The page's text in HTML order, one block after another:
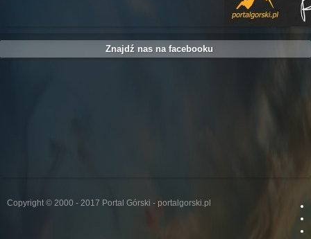
Znajdź nas na facebooku
Copyright © 2000 - 2017 Portal Górski - portalgorski.pl